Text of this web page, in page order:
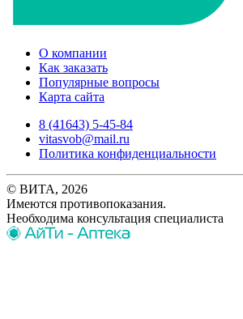
О компании
Как заказать
Популярные вопросы
Карта сайта
8 (41643) 5-45-84
vitasvob@mail.ru
Политика конфиденциальности
© ВИТА, 2026
Имеются противопоказания.
Необходима консультация специалиста